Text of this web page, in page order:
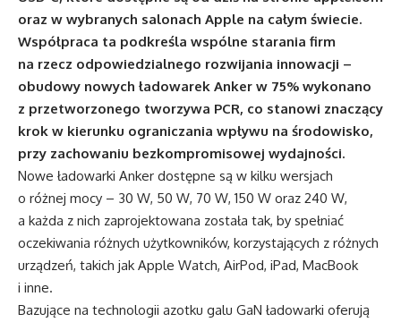
oraz w wybranych salonach Apple na całym świecie.
Współpraca ta podkreśla wspólne starania firm
na rzecz odpowiedzialnego rozwijania innowacji –
obudowy nowych ładowarek Anker w 75% wykonano
z przetworzonego tworzywa PCR, co stanowi znaczący
krok w kierunku ograniczania wpływu na środowisko,
przy zachowaniu bezkompromisowej wydajności.
Nowe ładowarki Anker dostępne są w kilku wersjach
o różnej mocy – 30 W, 50 W, 70 W, 150 W oraz 240 W,
a każda z nich zaprojektowana została tak, by spełniać
oczekiwania różnych użytkowników, korzystających z różnych
urządzeń, takich jak Apple Watch, AirPod, iPad, MacBook
i inne.
Bazujące na technologii azotku galu GaN ładowarki oferują